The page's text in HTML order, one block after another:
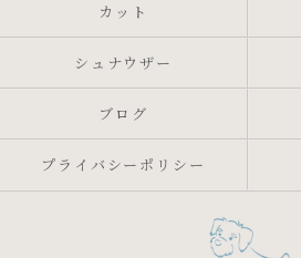
カット
シュナウザー
ブログ
プライバシーポリシー